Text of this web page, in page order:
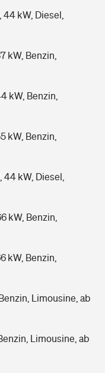
44 kW, Diesel,
kW, Benzin,
kW, Benzin,
kW, Benzin,
44 kW, Diesel,
kW, Benzin,
kW, Benzin,
Limousine, ab
Limousine, ab